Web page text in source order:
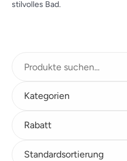
stilvolles Bad.
Kategorien
Rabatt
Standardsortierung